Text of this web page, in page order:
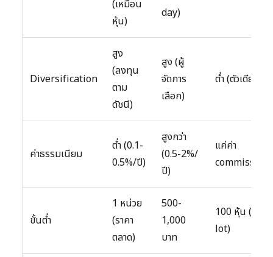
(เหมือน
หุ้น)
day)
Diversification
สูง
(ลงทุน
ตาม
ดัชนี)
สูง (ผู้
จัดการ
เลือก)
ต่ำ (ตัวเดียว)
ค่าธรรมเนียม
ต่ำ (0.1-
0.5%/ปี)
สูงกว่า
(0.5-2%/
ปี)
แค่ค่า
commission
ขั้นต่ำ
1 หน่วย
(ราคา
ตลาด)
500-
1,000
บาท
100 หุ้น (1
lot)